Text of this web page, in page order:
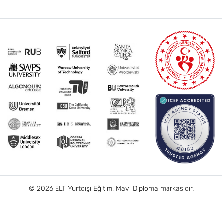
© 2026 ELT Yurtdışı Eğitim, Mavi Diploma markasıdır.